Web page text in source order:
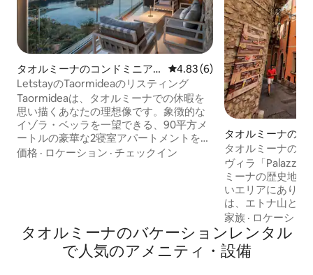
タオルミーナのコンドミニア
ム
レビュー6件、5つ星中4.83つ
4.83 (6)
LetstayのTaormideaのリスティング
Taormideaは、タオルミーナでの休暇を
思い描くあなたの理想像です。象徴的な
イゾラ・ベッラを一望できる、90平方メ
ートルの豪華な2寝室アパートメントをお
楽しみください。共有プールを備えた静
場が完備されています。プロによる管理
で、スムーズなチェックインと完全なプ
ライバシーが確保されています。タオル
価格 · ロケーション · チェックイン
タオルミーナのヴ
タオルミーナの中
なヴィラ
ヴィラ「Palazzo
ミーナの歴史地
いエリアにありま
は、エトナ山と中
喫できます。エト
しい景色を楽しめ
ルト、すべての観
高のレストランが
家族 · ロケーショ
タオルミーナのバケーションレンタル
で人気のアメニティ・設備